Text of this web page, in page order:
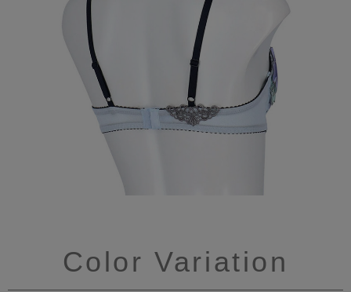
Color Variation